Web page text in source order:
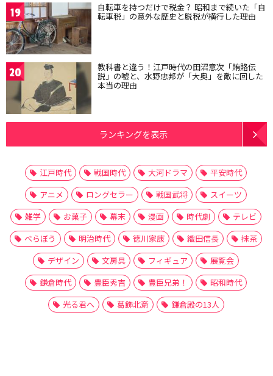
19 自転車を持つだけで税金？ 昭和まで続いた「自
転車税」の意外な歴史と脱税が横行した理由
20 教科書と違う！江戸時代の田沼意次「賄賂伝
説」の嘘と、水野忠邦が「大奥」を敵に回した
本当の理由
ランキングを表示
江戸時代 戦国時代 大河ドラマ
平安時代
アニメ
ロングセラー 戦国武将
スイーツ
雑学
お菓子 幕末 漫画 時代劇
テレビ
べらぼう
明治時代 徳川家康 織田信長
抹茶
デザイン
文房具 フィギュア
展覧会
鎌倉時代
豊臣秀吉 豊臣兄弟！
昭和時代
光る君へ
葛飾北斎 鎌倉殿の13人